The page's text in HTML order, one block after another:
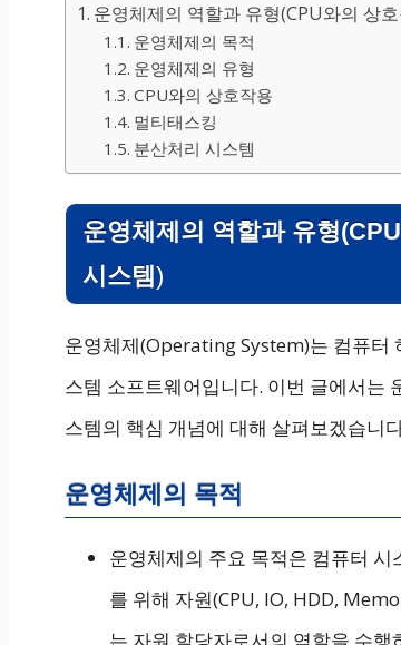
운영체제의 역할과 유형(CPU와의 상
운영체제의 목적
운영체제의 유형
CPU와의 상호작용
멀티태스킹
분산처리 시스템
운영체제의 역할과 유형
시스템)
운영체제(Operating System)는 컴퓨터
스템 소프트웨어입니다. 이번 글에서는
스템의 핵심 개념에 대해 살펴보겠습니
운영체제의 목적
운영체제의 주요 목적은 컴퓨터
를 위해 자원(CPU, IO, HDD,
는 자원 할당자로서의 역할을 수